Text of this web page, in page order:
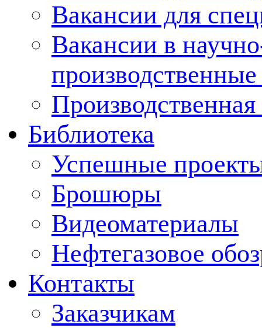
Вакансии для
Вакансии в
Производственная
Библиотека
Успешные
Брошюры
Видеоматериалы
Нефтегазовое
Контакты
Заказчикам